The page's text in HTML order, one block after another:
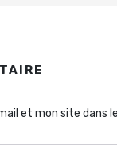
et mon site dans